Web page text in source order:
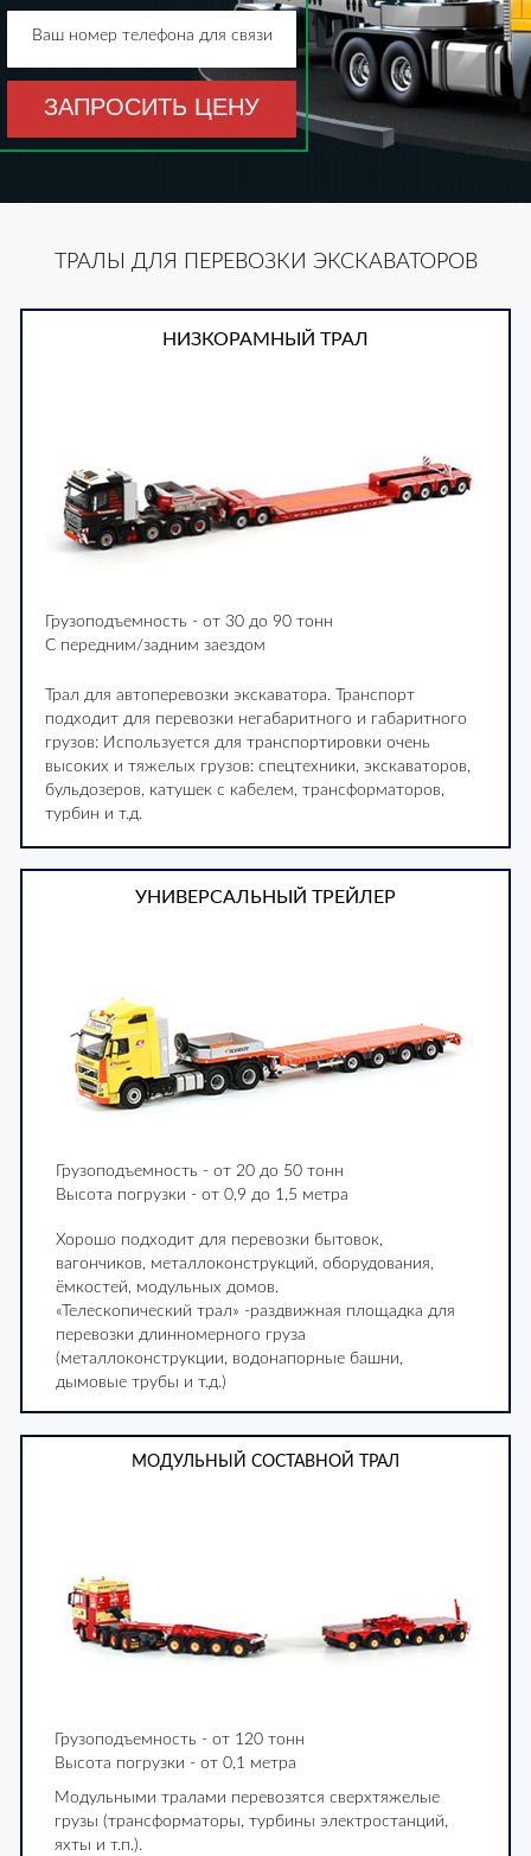
ЗАПРОСИТЬ ЦЕНУ
Ваш номер телефона для связи
ТРАЛЫ ДЛЯ ПЕРЕВОЗКИ ЭКСКАВАТОРОВ
НИЗКОРАМНЫЙ ТРАЛ
Грузоподъемность - от 30 до 90 тонн
С передним/задним заездом
Трал для автоперевозки экскаватора. Транспорт
подходит для перевозки негабаритного и габаритного
грузов: Используется для транспортировки очень
высоких и тяжелых грузов: спецтехники, экскаваторов,
бульдозеров, катушек с кабелем, трансформаторов,
турбин и т.д.
УНИВЕРСАЛЬНЫЙ ТРЕЙЛЕР
Грузоподъемность - от 20 до 50 тонн
Высота погрузки - от 0,9 до 1,5 метра
Хорошо подходит для перевозки бытовок,
вагончиков, металлоконструкций, оборудования,
ёмкостей, модульных домов.
«Телескопический трал» -раздвижная площадка для
перевозки длинномерного груза
(металлоконструкции, водонапорные башни,
дымовые трубы и т.д.)
МОДУЛЬНЫЙ СОСТАВНОЙ ТРАЛ
Грузоподъемность - от 120 тонн
Высота погрузки - от 0,1 метра
Модульными тралами перевозятся сверхтяжелые
грузы (трансформаторы, турбины электростанций,
яхты и т.п.).